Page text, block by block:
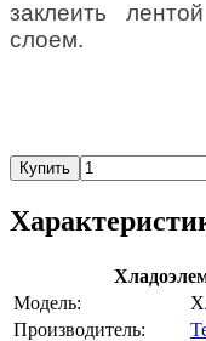
заклеить
слоем.
Купить
Модель:
Производитель: